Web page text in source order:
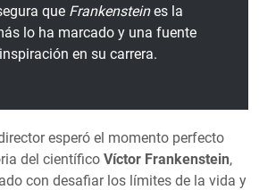
que Frankensteines la
lo ha marcado y una fuente
en su carrera.
esperó el momento perfecto
del científico Víctor Frankenstein,
con desafiar los límites de la vida y